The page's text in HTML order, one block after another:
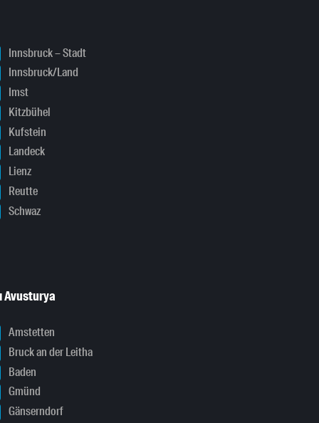
Innsbruck – Stadt
Innsbruck/Land
Imst
Kitzbühel
Kufstein
Landeck
Lienz
Reutte
Schwaz
Avusturya
Amstetten
Bruck an der Leitha
Baden
Gmünd
Gänserndorf